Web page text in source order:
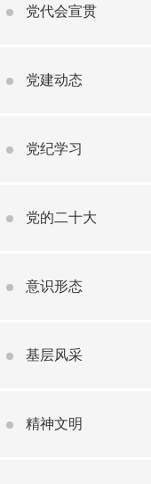
党代会宣贯
党建动态
党纪学习
党的二十大
意识形态
基层风采
精神文明